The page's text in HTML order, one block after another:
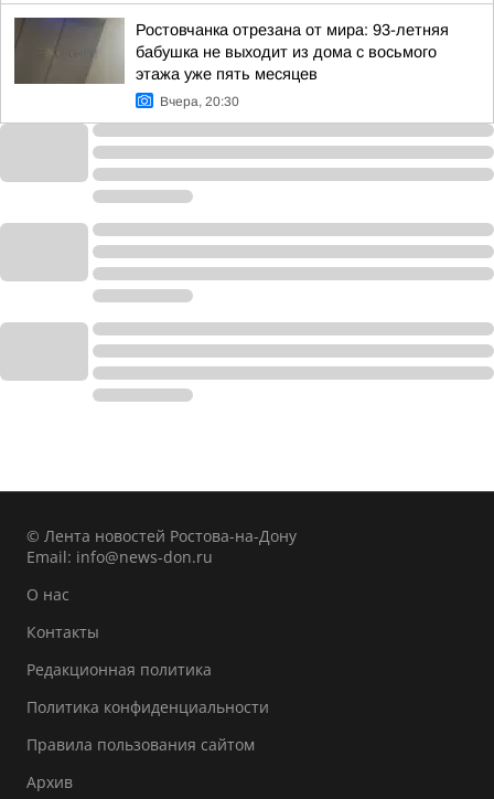
Ростовчанка отрезана от мира: 93-летняя
бабушка не выходит из дома с восьмого
этажа уже пять месяцев
Вчера, 20:30
© Лента новостей Ростова-на-Дону
Email: info@news-don.ru
О нас
Контакты
Редакционная политика
Политика конфиденциальности
Правила пользования сайтом
Архив